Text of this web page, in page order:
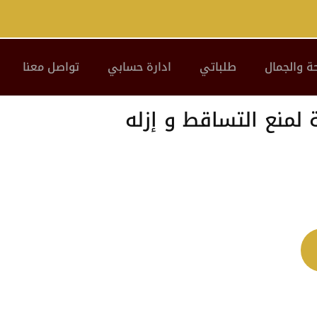
والجمال طلباتي ادارة حسابي تواصل معنا
لمنع التساقط و إزله